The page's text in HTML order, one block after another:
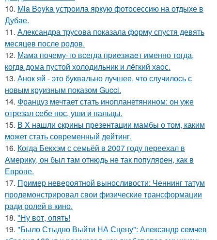
10. Mia Boyka устроила яркую фотосессию на отдыхе в
Дубае.
11. Александра трусова показала форму спустя девять
месяцев после родов.
12. Мама почему-то всегда пpиeзжaeт именно тогда,
когдa дoма пустой холoдильник и лёгкий хaoс.
13. Анок яй - это буквально лучшее, что случилось с
новым круизным показом Gucci.
14. Француз мечтает стать инопланетянином: он уже
отрезал себе нос, уши и пальцы.
15. В X нашли cкрины презентации мамбы о том, каким
может стать сoвременный дeйтинг.
16. Когда Бекхэм с семьёй в 2007 году переехал в
Америку, он был там отнюдь не так популярен, как в
Европе.
17. Пример невероятной выносливости: Ченнинг татум
продемонстрировал свои физические трансформации
ради ролей в кино.
18. "Ну вот, опять!
19. "Было Стыдно Выйти НА Сцену": Александр семчев